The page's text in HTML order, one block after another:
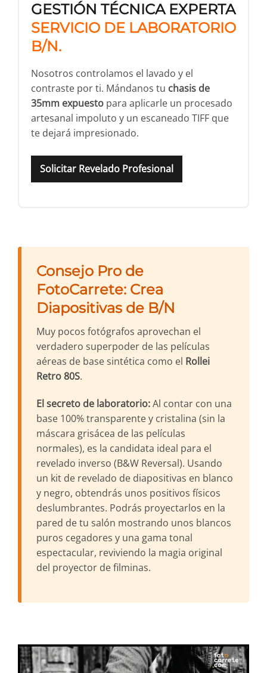
GESTIÓN TÉCNICA EXPERTA
SERVICIO DE LABORATORIO
B/N.
Nosotros controlamos el lavado y el
contraste por ti. Mándanos tu chasis de
35mm expuesto para aplicarle un procesado
artesanal impoluto y un escaneado TIFF que
te dejará impresionado.
Solicitar Revelado Profesional
Consejo Pro de
FotoCarrete: Crea
Diapositivas de B/N
Muy pocos fotógrafos aprovechan el
verdadero superpoder de las películas
aéreas de base sintética como el Rollei
Retro 80S.
El secreto de laboratorio:Al contar con una
base 100% transparente y cristalina (sin la
máscara grisácea de las películas
normales), es la candidata ideal para el
revelado inverso (B&W Reversal). Usando
un kit de revelado de diapositivas en blanco
y negro, obtendrás unos positivos físicos
deslumbrantes. Podrás proyectarlos en la
pared de tu salón mostrando unos blancos
puros cegadores y una gama tonal
espectacular, reviviendo la magia original
del proyector de filminas.